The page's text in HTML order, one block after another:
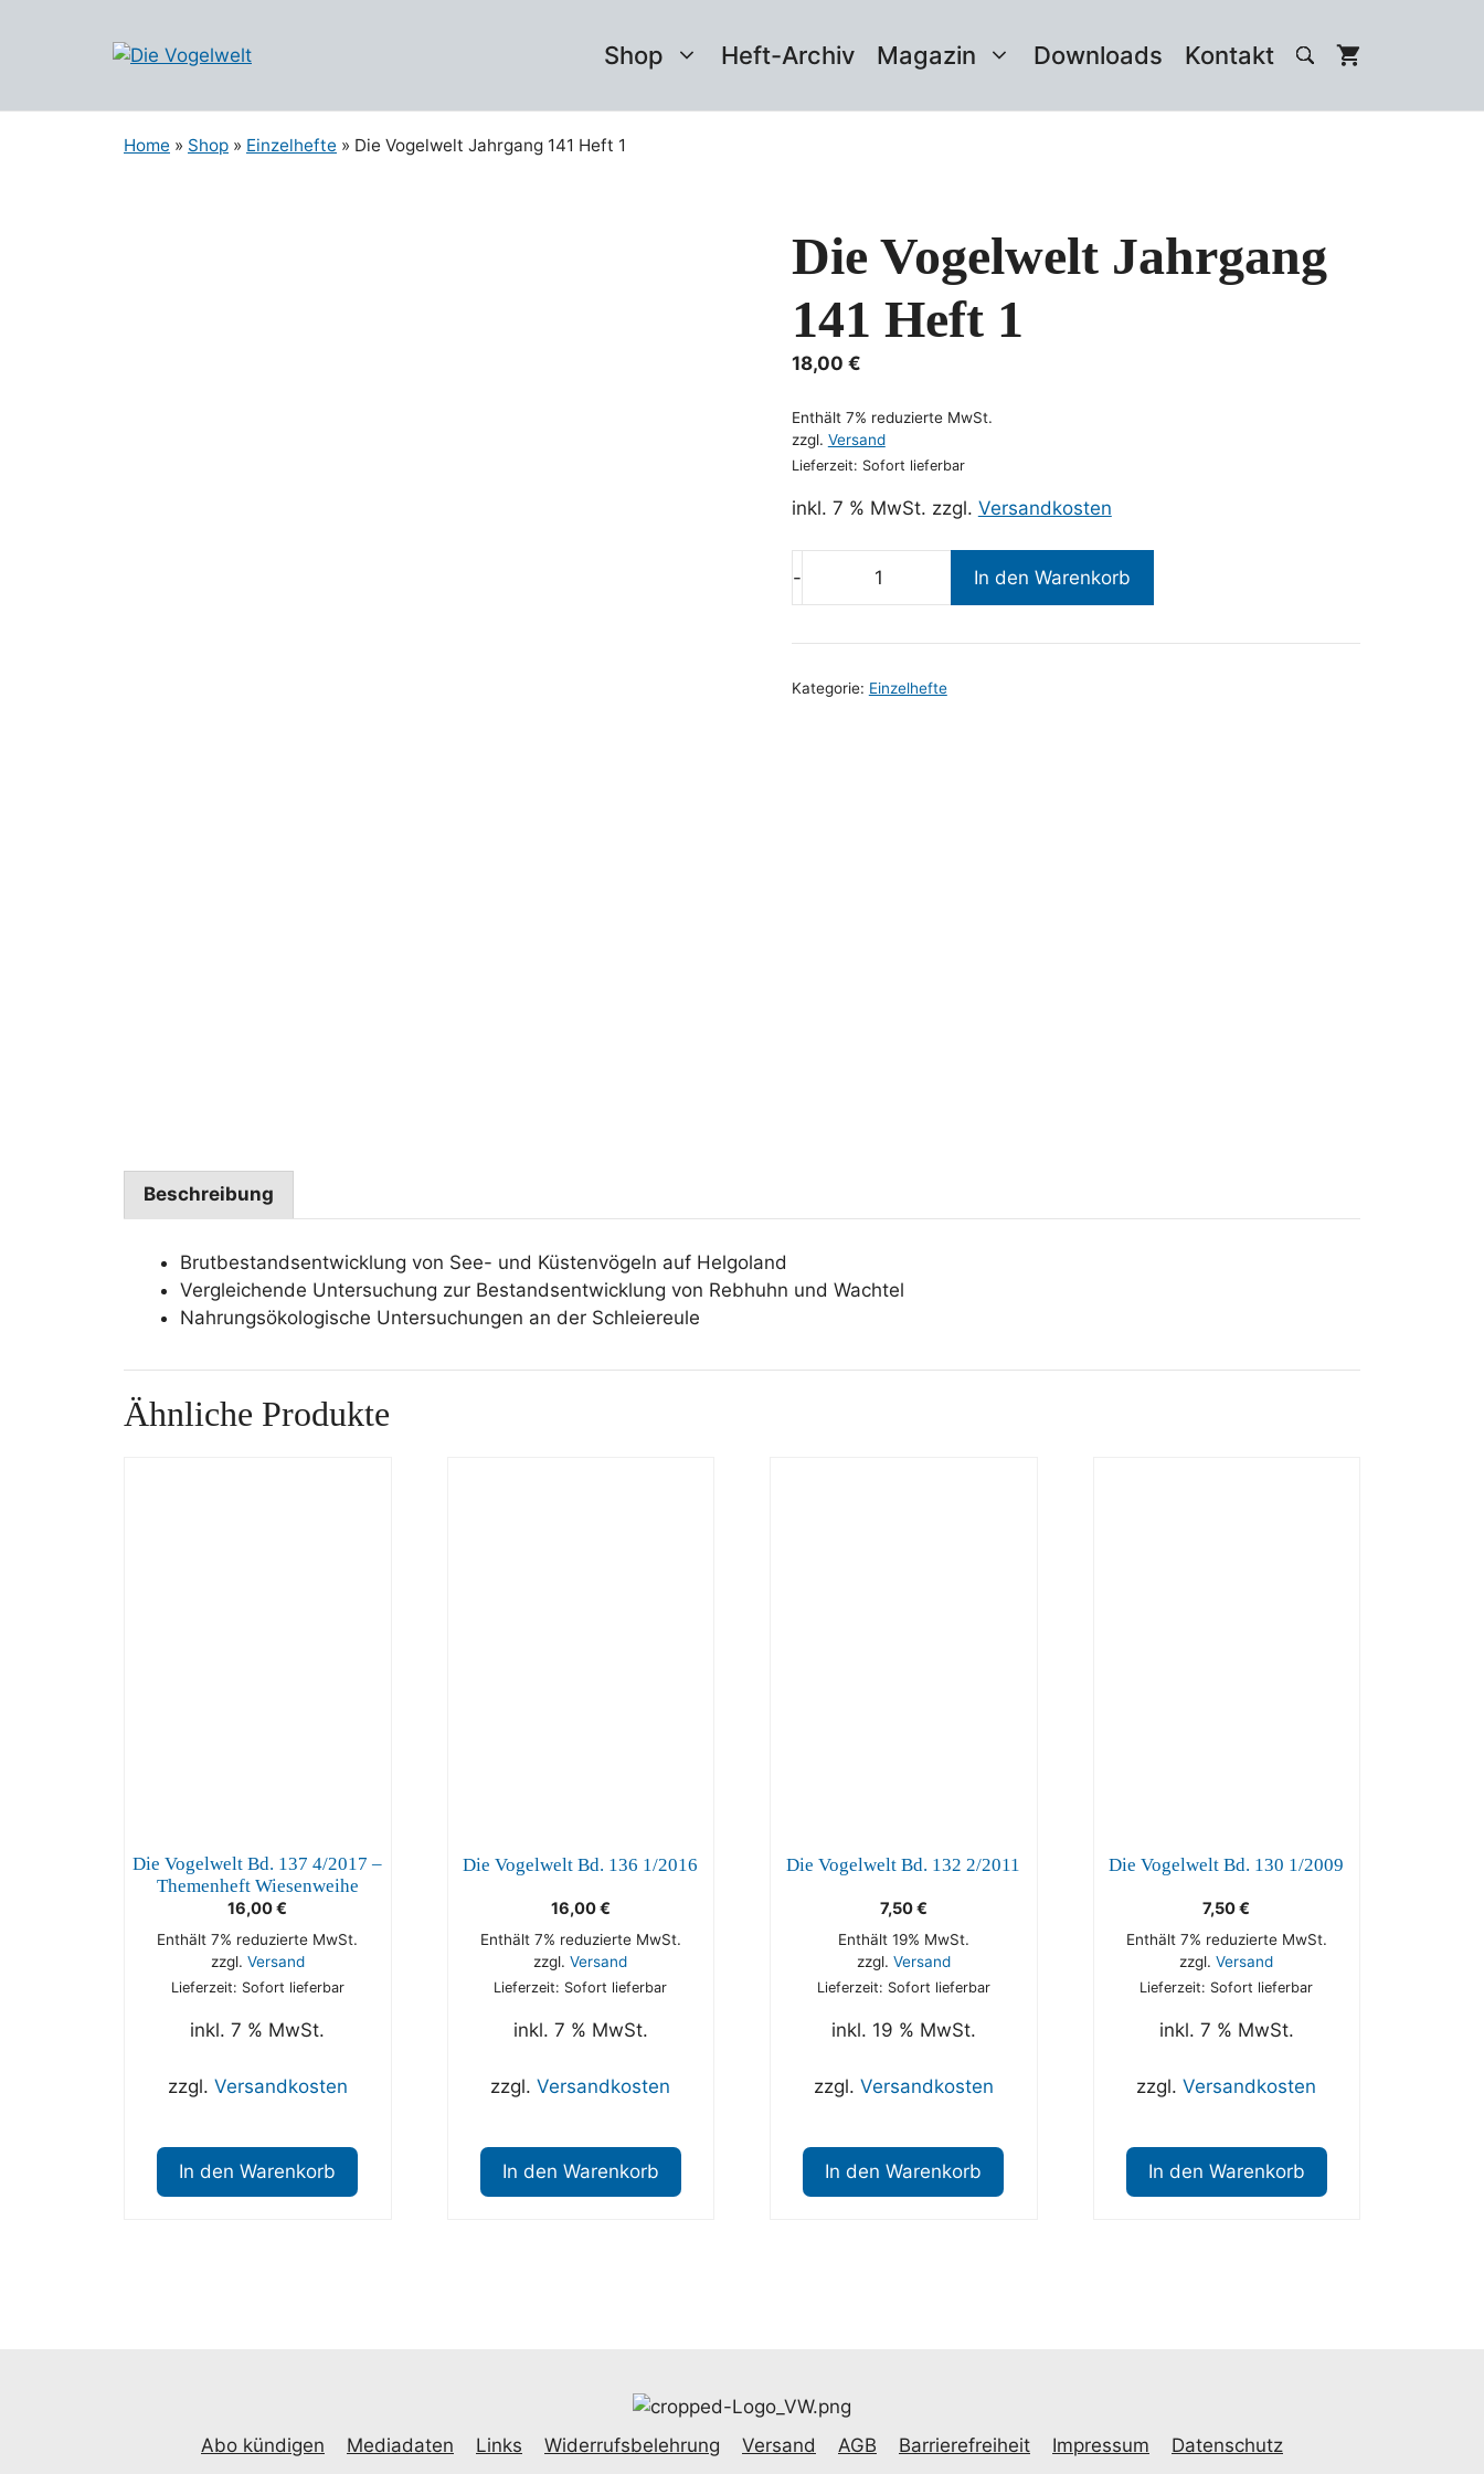
Shop Heft-Archiv Magazin Downloads Kontakt
Home » Shop » Einzelhefte » Die Vogelwelt Jahrgang 141 Heft 1
Die Vogelwelt Jahrgang
141 Heft 1
18,00 €
Enthält 7% reduzierte MwSt.
zzgl. Versand
Lieferzeit: Sofort lieferbar
inkl. 7 % MwSt. zzgl. Versandkosten
Jahrgang
Heft
In den Warenkorb
Kategorie: Einzelhefte
Beschreibung
Brutbestandsentwicklung von See- und Küstenvögeln auf Helgoland
Vergleichende Untersuchung zur Bestandsentwicklung von Rebhuhn und Wachtel
Nahrungsökologische Untersuchungen an der Schleiereule
Ähnliche Produkte
Die Vogelwelt Bd. 137 4/2017 –
Themenheft Wiesenweihe
16,00€
Enthält 7% reduzierte MwSt.
zzgl. Versand
Lieferzeit: Sofort lieferbar
inkl. 7 % MwSt.
zzgl. Versandkosten
In den Warenkorb
Die Vogelwelt Bd. 136 1/2016
16,00€
Enthält 7% reduzierte MwSt.
zzgl.Versand
Lieferzeit: Sofort lieferbar
inkl. 7 % MwSt.
zzgl.Versandkosten
In den Warenkorb
Die Vogelwelt Bd. 132 2/2011
7,50€
Enthält 19% MwSt.
zzgl. Versand
Lieferzeit: Sofort lieferbar
inkl. 19 % MwSt.
zzgl. Versandkosten
In den Warenkorb
Die Vogelwelt Bd. 130 1/2009
7,50€
Enthält 7% reduzierte MwSt.
zzgl.Versand
Lieferzeit: Sofort lieferbar
inkl. 7 % MwSt.
zzgl.Versandkosten
In den Warenkorb
Abo kündigen Mediadaten Links Widerrufsbelehrung Versand AGB Barrierefreiheit Impressum Datenschutz